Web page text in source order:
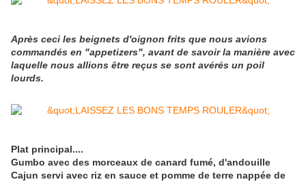
Après ceci les beignets d'oignon frits que nous avions
commandés en "appetizers", avant de savoir la manière avec
laquelle nous allions être reçus se sont avérés un poil
lourds.
Plat principal....
Gumbo avec des morceaux de canard fumé, d'andouille
Cajun servi avec riz en sauce et pomme de terre nappée de